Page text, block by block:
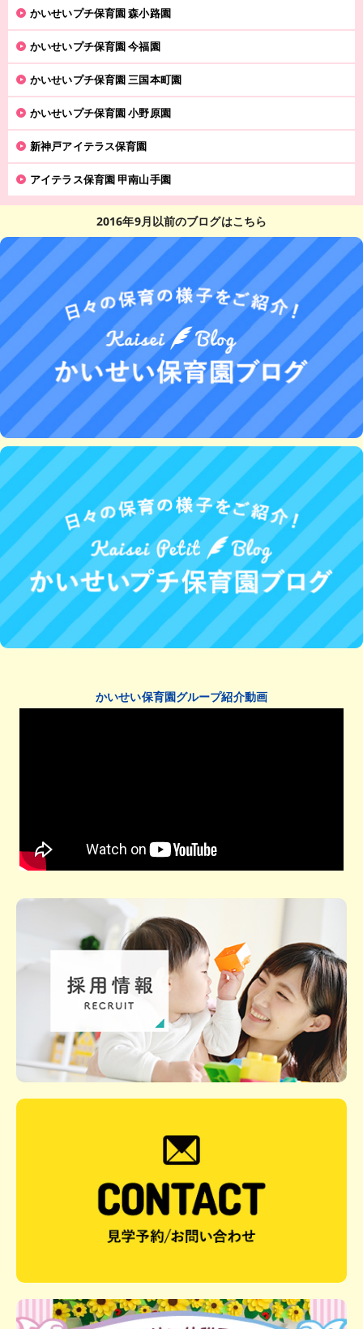
かいせいプチ保育園 森小路園
かいせいプチ保育園 今福園
かいせいプチ保育園 三国本町園
かいせいプチ保育園 小野原園
新神戸アイテラス保育園
アイテラス保育園 甲南山手園
2016年9月以前のブログはこちら
かいせい保育園グループ紹介動画